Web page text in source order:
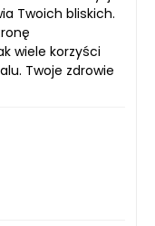
Twoich bliskich.
wiele korzyści
Twoje zdrowie